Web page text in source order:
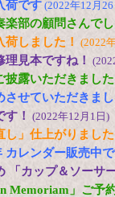
荷です (2022年12月
楽部の顧問さんで
しました！ (2022
見本ですね！
披露いただきまし
させていただきま
！ (2022年12月1日)
し」仕上がりました
レンダー販売中
「カップ＆ソーサ
Memoriam」ご予